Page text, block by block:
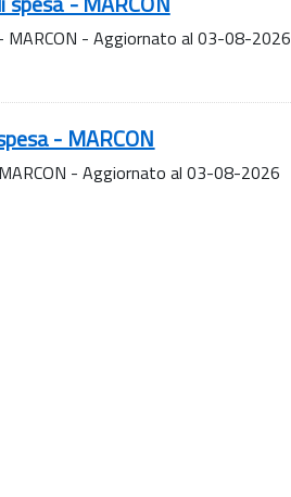
- Aggiornato al 03-08-2026
- MARCON
- Aggiornato al 03-08-2026